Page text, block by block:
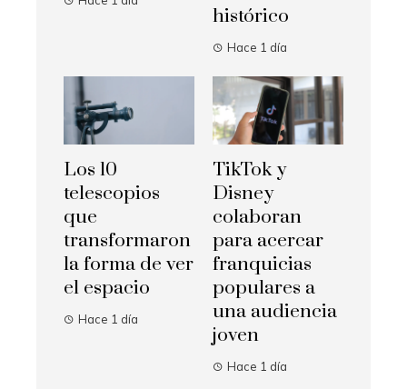
histórico
Hace 1 día
Los 10
telescopios
que
transformaron
la forma de ver
el espacio
Hace 1 día
TikTok y
Disney
colaboran
para acercar
franquicias
populares a
una audiencia
joven
Hace 1 día